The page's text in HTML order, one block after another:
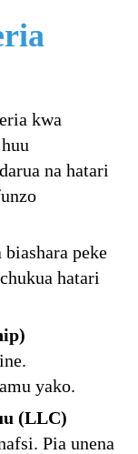
kwa
na hatari
peke
hatari
yako.
(LLC)
Pia unena